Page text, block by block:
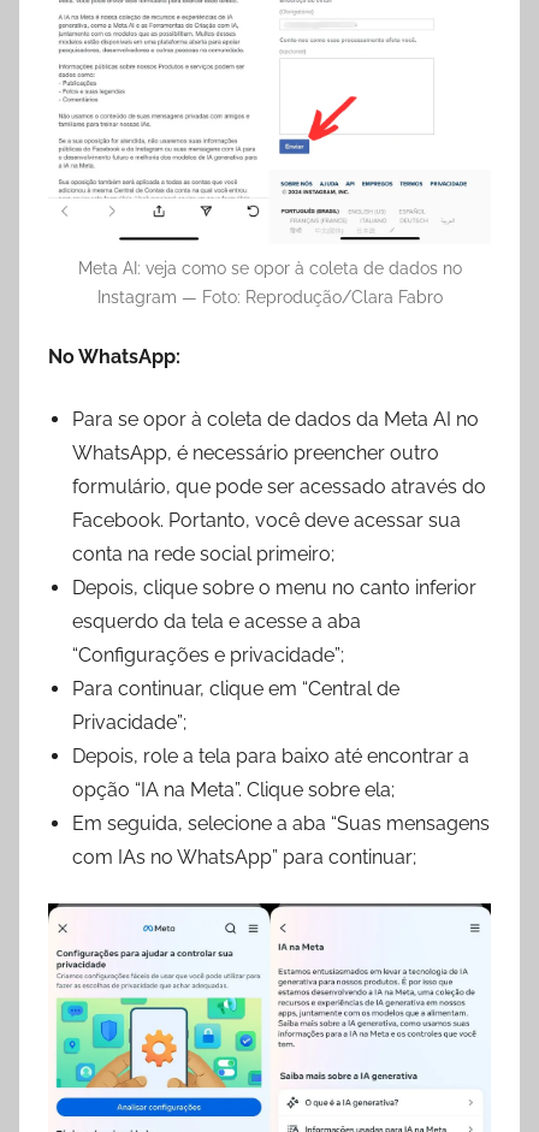
Meta AI: veja como se opor à coleta de dados no
Instagram — Foto: Reprodução/Clara Fabro
No WhatsApp:
Para se opor à coleta de dados da Meta AI no
WhatsApp, é necessário preencher outro
formulário, que pode ser acessado através do
Facebook. Portanto, você deve acessar sua
conta na rede social primeiro;
Depois, clique sobre o menu no canto inferior
esquerdo da tela e acesse a aba
“Configurações e privacidade”;
Para continuar, clique em “Central de
Privacidade”;
Depois, role a tela para baixo até encontrar a
opção “IA na Meta”. Clique sobre ela;
Em seguida, selecione a aba “Suas mensagens
com IAs no WhatsApp” para continuar;